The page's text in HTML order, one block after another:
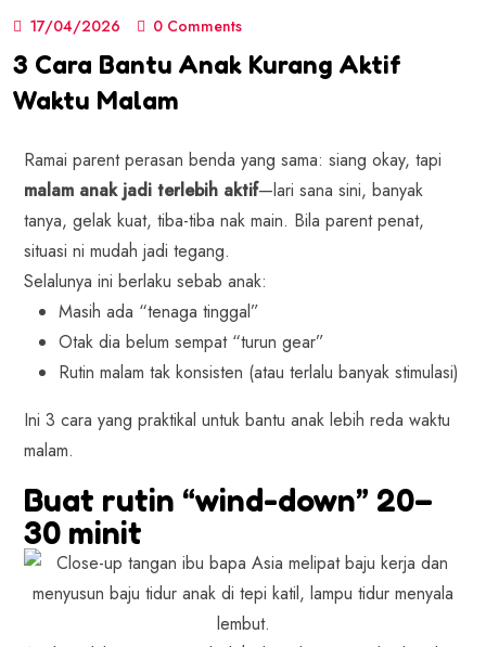
17/04/2026 0 Comments
3 Cara Bantu Anak Kurang Aktif
Waktu Malam
Ramai parent perasan benda yang sama: siang okay, tapi
malam anak jadi terlebih aktif—lari sana sini, banyak
tanya, gelak kuat, tiba-tiba nak main. Bila parent penat,
situasi ni mudah jadi tegang.
Selalunya ini berlaku sebab anak:
Masih ada “tenaga tinggal”
Otak dia belum sempat “turun gear”
Rutin malam tak konsisten (atau terlalu banyak stimulasi)
Ini 3 cara yang praktikal untuk bantu anak lebih reda waktu
malam.
Buat rutin “wind-down” 20–
30 minit